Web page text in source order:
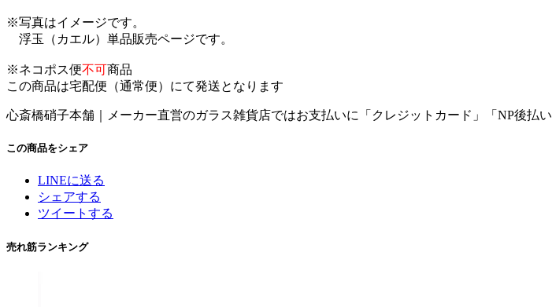
※写真はイメージです。
浮玉（カエル）単品販売ページです。
※ネコポス便不可商品
この商品は宅配便（通常便）にて発送となります
心斎橋硝子本舗｜メーカー直営のガラス雑貨店ではお支払いに「 クレジットカード 」「 NP後払い
この商品をシェア
LINEに送る
シェアする
ツイートする
売れ筋ランキング